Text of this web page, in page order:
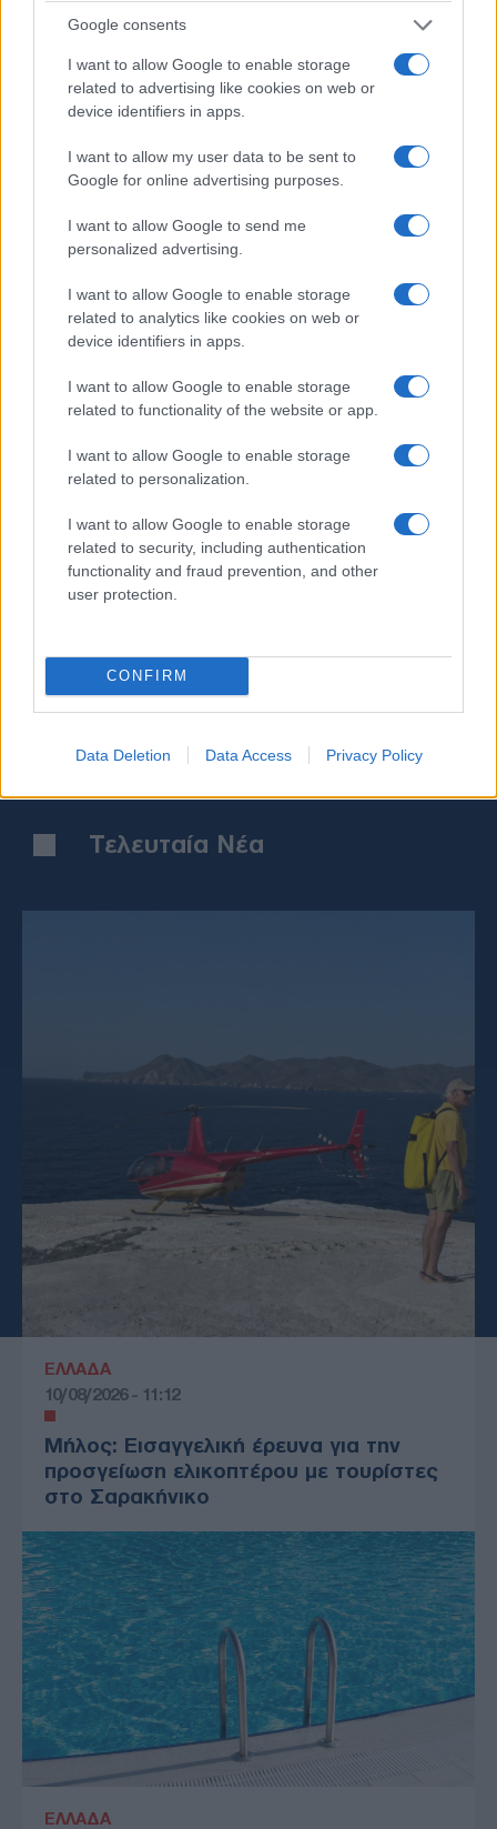
Google consents
I want to allow Google to enable storage
related to advertising like cookies on web or
device identifiers in apps.
I want to allow my user data to be sent to
Google for online advertising purposes.
I want to allow Google to send me
personalized advertising.
I want to allow Google to enable storage
related to analytics like cookies on web or
device identifiers in apps.
I want to allow Google to enable storage
related to functionality of the website or app.
I want to allow Google to enable storage
related to personalization.
I want to allow Google to enable storage
related to security, including authentication
functionality and fraud prevention, and other
user protection.
CONFIRM
Data Deletion Data Access Privacy Policy
Ροή Ειδήσεων
10/08/2026 - 21:16
Σεισμός 7,5 Ρίχτερ στην Κολομβία:
Τελευταία Νέα
ΕΛΛΑΔΑ
10/08/2026 - 11:12
Μήλος: Εισαγγελική έρευνα για την
προσγείωση ελικοπτέρου με τουρίστες
στο Σαρακήνικο
ΕΛΛΑΔΑ